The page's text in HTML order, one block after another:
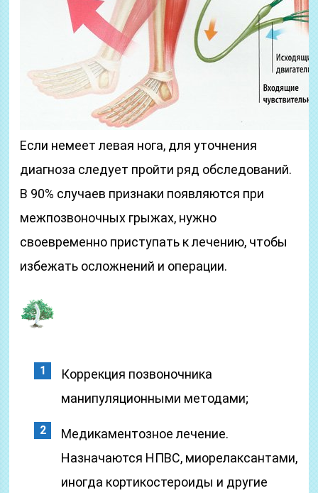
Если немеет левая нога, для уточнения
диагноза следует пройти ряд обследований.
В 90% случаев признаки появляются при
межпозвоночных грыжах, нужно
своевременно приступать к лечению, чтобы
избежать осложнений и операции.
Коррекция позвоночника
манипуляционными методами;
Медикаментозное лечение.
Назначаются НПВС, миорелаксантами,
иногда кортикостероиды и другие